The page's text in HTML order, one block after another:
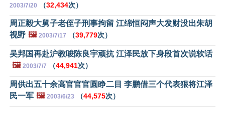
2003/7/20 （32,434次）
周正毅大舅子老侄子刑事拘留 江绵恒闷声大发财没出朱胡
视野 🖼️ 2003/7/17 （39,779次）
吴邦国再赴沪教唆陈良宇顽抗 江泽民放下身段首次说软话
🖼️ 2003/7/7 （44,941次）
周供出五十余高官官官圆睁二目 李鹏借三个代表狠将江泽
民一军 🖼️ 2003/6/23 （44,575次）